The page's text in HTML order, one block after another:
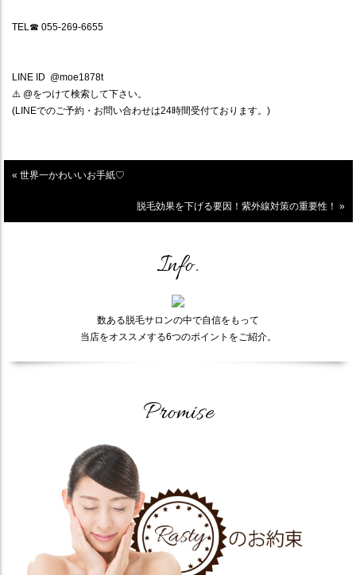
TEL☎︎ 055-269-6655
LINE ID @moe1878t
⚠️@をつけて検索して下さい。
(LINEでのご予約・お問い合わせは24時間受付ております。 )
« 世界一かわいいお手紙♡
脱毛効果を下げる要因！紫外線対策の重要性！ »
Info.
数ある脱毛サロンの中で自信をもって
当店をオススメする6つのポイントをご紹介。
Promise